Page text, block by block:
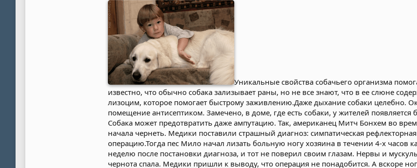
Уникальные свойства собачьего организма
известно, что обычно собака зализывает раны, но не все знают, что в ее слюне
лизоцим, которое помогает быстрому заживлению.Даже дыхание собаки целебно.
помещение антисептиком. Замечено, в доме, где есть собаки, у жителей
Собака может предотвратить даже ампутацию. Так, американец Митч Бонхем во
начала чернеть. Медики поставили страшный диагноз: симпатическая
операцию.Тогда пес Мило начал лизать больную ногу хозяина в течении 4-х часов
неделю после постановки диагноза, и тот не поверил своим глазам. Нервы и
чернота спала. Медики пришли к выводу, что операция не понадобится. А вскоре